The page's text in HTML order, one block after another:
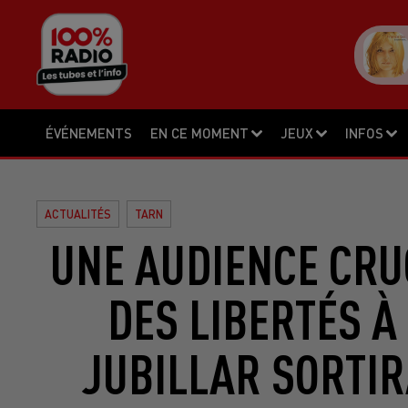
ÉVÉNEMENTS EN CE MOMENT JEUX INFOS
ACTUALITÉS TARN
UNE AUDIENCE
DES LIBERTÉS
JUBILLAR